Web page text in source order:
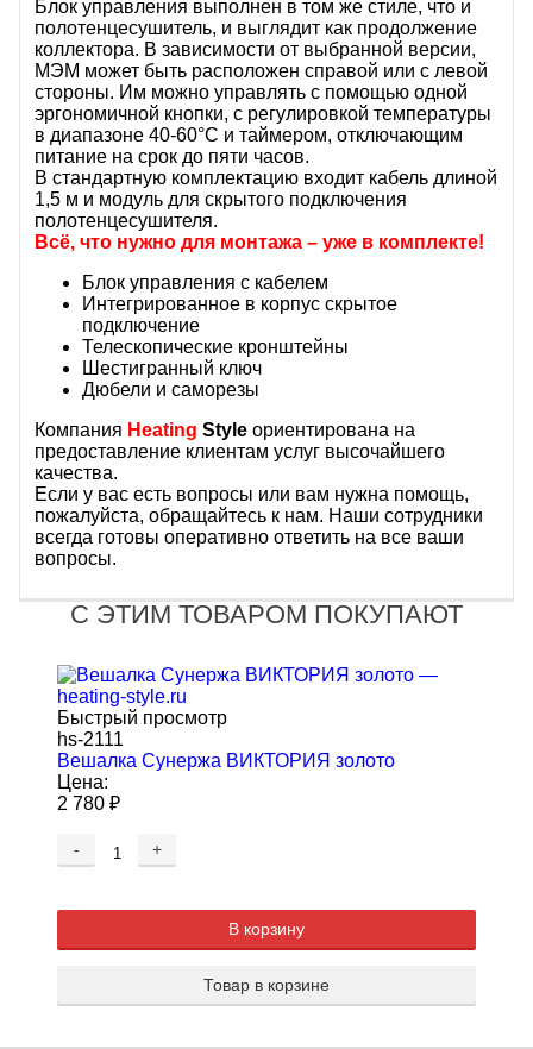
Блок управления выполнен в том же стиле, что и
полотенцесушитель, и выглядит как продолжение
коллектора. В зависимости от выбранной версии,
МЭМ может быть расположен справой или с левой
стороны. Им можно управлять с помощью одной
эргономичной кнопки, с регулировкой температуры
в диапазоне 40-60°C и таймером, отключающим
питание на срок до пяти часов.
В стандартную комплектацию входит кабель длиной
1,5 м и модуль для скрытого подключения
полотенцесушителя.
Всё, что нужно для монтажа – уже в комплекте!
Блок управления с кабелем
Интегрированное в корпус скрытое
подключение
Телескопические кронштейны
Шестигранный ключ
Дюбели и саморезы
Компания Heating Style ориентирована на
предоставление клиентам услуг высочайшего
качества.
Если у вас есть вопросы или вам нужна помощь,
пожалуйста, обращайтесь к нам. Наши сотрудники
всегда готовы оперативно ответить на все ваши
вопросы.
С ЭТИМ ТОВАРОМ ПОКУПАЮТ
Быстрый просмотр
hs-2111
Вешалка Сунержа ВИКТОРИЯ золото
Цена:
2 780 ₽
- +
В корзину
Товар в корзине